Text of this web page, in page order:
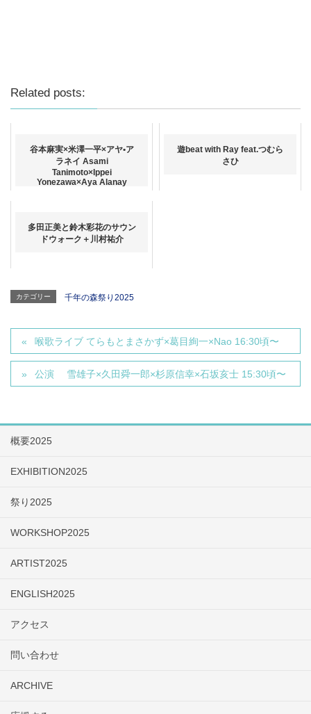
Related posts:
谷本麻実×米澤一平×アヤ•ア
ラネイ Asami
Tanimoto×Ippei
Yonezawa×Aya Alanay
遊beat with Ray feat.つむら
さひ
多田正美と鈴木彩花のサウン
ドウォーク＋川村祐介
カテゴリー 千年の森祭り2025
喉歌ライブ てらもとまさかず×葛目絢一×Nao 16:30頃〜
公演 雪雄子×久田舜一郎×杉原信幸×石坂亥士 15:30頃〜
概要2025
EXHIBITION2025
祭り2025
WORKSHOP2025
ARTIST2025
ENGLISH2025
アクセス
問い合わせ
ARCHIVE